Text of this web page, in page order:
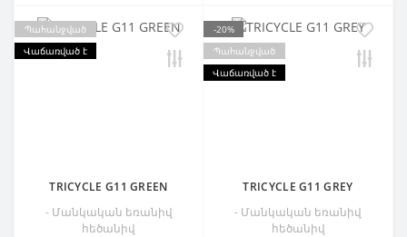
Պահանջված
Վաճառված է
TRICYCLE G11 GREEN
- Մանկական եռանիվ
հեծանիվ
-20%
Պահանջված
Վաճառված է
TRICYCLE G11 GREY
- Մանկական եռանիվ
հեծանիվ